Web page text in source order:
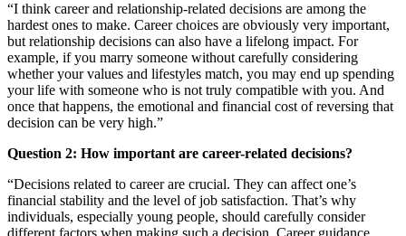
“I think career and relationship-related decisions are among the
hardest ones to make. Career choices are obviously very important,
but relationship decisions can also have a lifelong impact. For
example, if you marry someone without carefully considering
whether your values and lifestyles match, you may end up spending
your life with someone who is not truly compatible with you. And
once that happens, the emotional and financial cost of reversing that
decision can be very high.”
Question 2: How important are career-related decisions?
“Decisions related to career are crucial. They can affect one’s
financial stability and the level of job satisfaction. That’s why
individuals, especially young people, should carefully consider